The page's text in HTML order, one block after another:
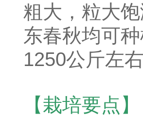
粗大，粒大
东春秋均可
1250公斤左右
【栽培要点】